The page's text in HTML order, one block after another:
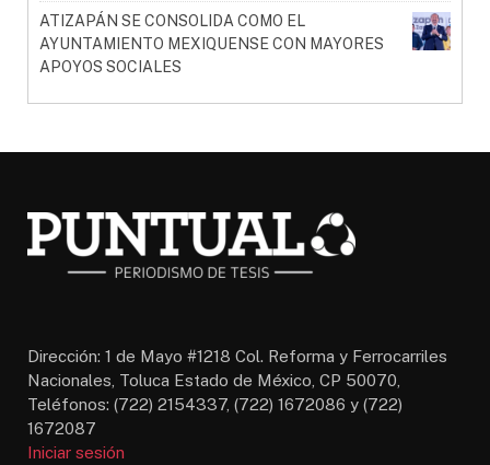
ATIZAPÁN SE CONSOLIDA COMO EL
AYUNTAMIENTO MEXIQUENSE CON MAYORES
APOYOS SOCIALES
Dirección: 1 de Mayo #1218 Col. Reforma y Ferrocarriles
Nacionales, Toluca Estado de México, CP 50070,
Teléfonos: (722) 2154337, (722) 1672086 y (722)
1672087
Iniciar sesión